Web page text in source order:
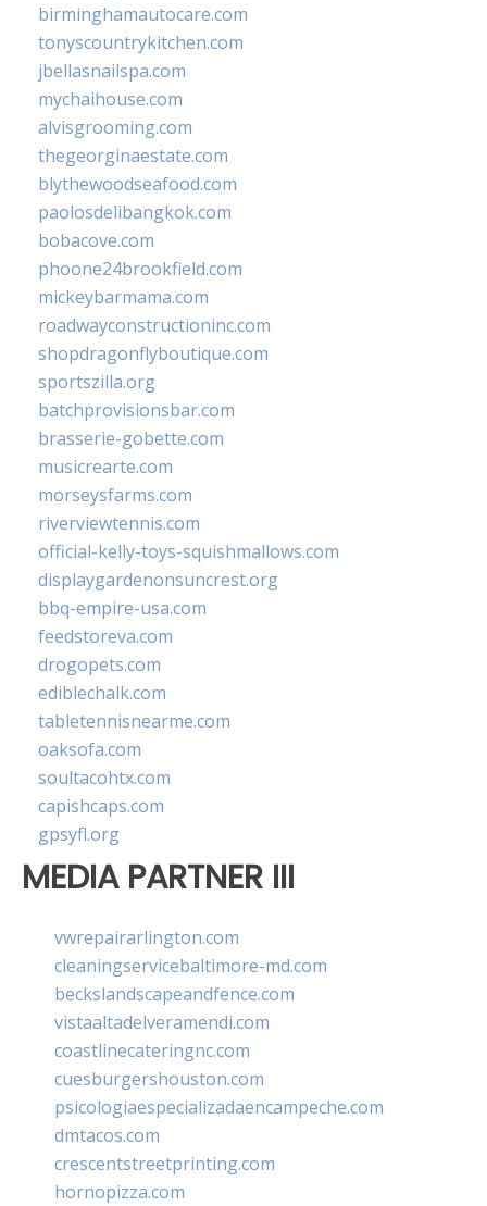
birminghamautocare.com
tonyscountrykitchen.com
jbellasnailspa.com
mychaihouse.com
alvisgrooming.com
thegeorginaestate.com
blythewoodseafood.com
paolosdelibangkok.com
bobacove.com
phoone24brookfield.com
mickeybarmama.com
roadwayconstructioninc.com
shopdragonflyboutique.com
sportszilla.org
batchprovisionsbar.com
brasserie-gobette.com
musicrearte.com
morseysfarms.com
riverviewtennis.com
official-kelly-toys-squishmallows.com
displaygardenonsuncrest.org
bbq-empire-usa.com
feedstoreva.com
drogopets.com
ediblechalk.com
tabletennisnearme.com
oaksofa.com
soultacohtx.com
capishcaps.com
gpsyfl.org
MEDIA PARTNER III
vwrepairarlington.com
cleaningservicebaltimore-md.com
beckslandscapeandfence.com
vistaaltadelveramendi.com
coastlinecateringnc.com
cuesburgershouston.com
psicologiaespecializadaencampeche.com
dmtacos.com
crescentstreetprinting.com
hornopizza.com